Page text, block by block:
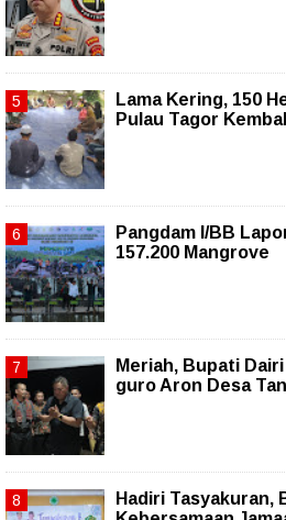
Lama Kering, 150
Pulau Tagor
Pangdam I/BB
157.200 Mangrove
Meriah, Bupati
guro Aron Desa
Hadiri Tasyakuran,